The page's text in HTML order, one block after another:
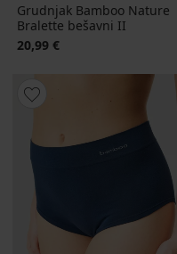
Grudnjak Bamboo Nature
Bralette bešavni II
20,99 €